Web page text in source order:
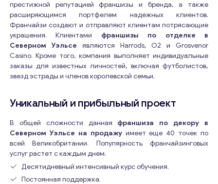
престижной репутацией франшизы и бренда, а также
расширяющимся портфелем надежных клиентов.
Франчайзи создают и отправляют клиентам потрясающие
украшения. Клиентами франшизы по отделке в
Северном Уэльсе являются Harrods, O2 и Grosvenor
Casino. Кроме того, компания выполняет индивидуальные
заказы для известных личностей, включая футболистов,
звезд эстрады и членов королевской семьи.
Уникальный и прибыльный проект
В общей сложности данная франшиза по декору в
Северном Уэльсе на продажуимеет еще 40 точек по
всей Великобритании. Популярность франчайзинговых
услуг растет с каждым днем.
Десятидневный интенсивный курс обучения.
Постоянная поддержка.